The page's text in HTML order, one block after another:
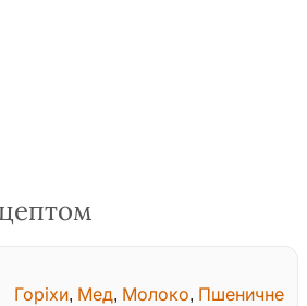
Горіхи, Мед, Молоко, Пшеничне